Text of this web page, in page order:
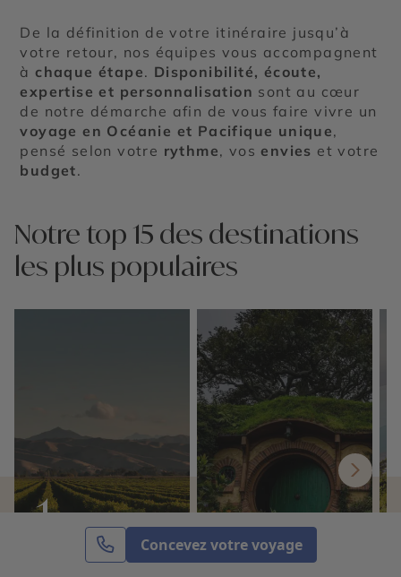
Concevez votre voyage
De la définition de votre itinéraire jusqu’à
votre retour, nos équipes vous accompagnent
à chaque étape. Disponibilité, écoute,
expertise et personnalisation sont au cœur
de notre démarche afin de vous faire vivre un
voyage en Océanie et Pacifique unique,
pensé selon votre rythme, vos envies et votre
budget.
Notre top 15 des destinations
les plus populaires
Vignobles de